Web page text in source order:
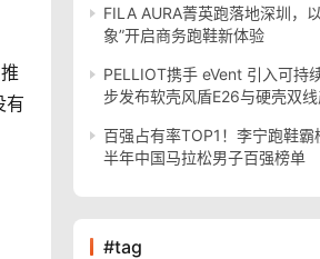
有
FILA AURA菁英跑落地深圳，
象”开启商务跑鞋新体验
PELLIOT携手 eVent 引入可持
步发布软壳风盾E26与硬壳双
百强占有率TOP1！李宁跑鞋
半年中国马拉松男子百强榜单
#tag